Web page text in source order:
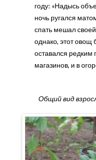
году: «Надысь
ночь ругался
спать мешал
однако, этот овощ
оставался редким
магазинов, и в
Общий вид